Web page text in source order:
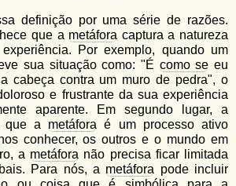
definição por uma série de razões.
que a metáfora captura a natureza
Por exemplo, quando um
sua situação como: "É como se eu
cabeça contra um muro de pedra", o
e frustrante da sua experiência
aparente. Em segundo lugar, a
que a metáfora é um processo ativo
conhecer, os outros e o mundo em
a metáfora não precisa ficar limitada
Para nós, a metáfora pode incluir